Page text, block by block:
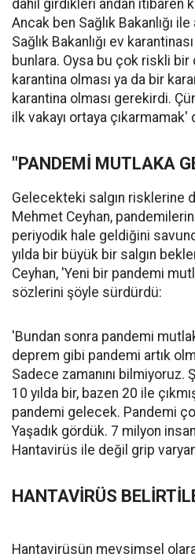
dahil girdikleri andan itibaren
Ancak ben Sağlık Bakanlığı
Sağlık Bakanlığı ev
bunlara. Oysa bu çok riskli
karantina olması ya da bir
karantina olması gerekirdi.
ilk vakayı ortaya çıkarmamak'
"PANDEMİ MUTLAKA
Gelecekteki salgın risklerine
Mehmet Ceyhan,
periyodik hale geldiğini
yılda bir büyük bir salgın
Ceyhan, 'Yeni bir pandemi
sözlerini şöyle sürdürdü:
'Bundan sonra pandemi
deprem gibi pandemi artık
Sadece zamanını bilmiyoruz.
10 yılda bir, bazen 20 ile
pandemi gelecek. Pandemi
Yaşadık gördük. 7 milyon
Hantavirüs ile değil grip
HANTAVİRÜS
Hantavirüsün mevsimsel